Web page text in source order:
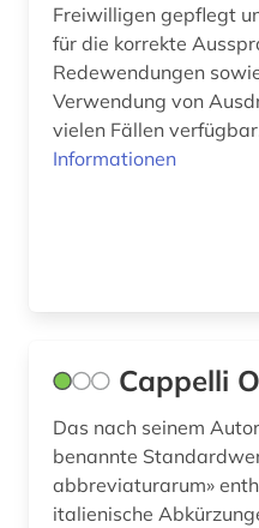
Freiwilligen gepflegt und
für die korrekte
Redewendungen
Verwendung von
Informationen
Cappelli
Das nach seinem
benannte
abbreviaturarum»
italienische